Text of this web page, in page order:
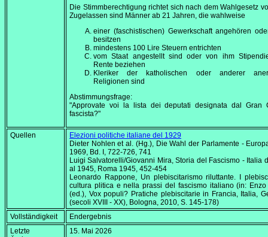
Die Stimmberechtigung richtet sich nach dem Wahlgesetz
Zugelassen sind Männer ab 21 Jahren, die wahlweise
einer (faschistischen) Gewerkschaft angehören
besitzen
mindestens 100 Lire Steuern entrichten
vom Staat angestellt sind oder von ihm
Rente beziehen
Kleriker der katholischen oder anderer
Religionen sind
Abstimmungsfrage:
"Approvate voi la lista dei deputati designata dal Gran
fascista?"
Quellen
Elezioni politiche italiane del 1929
Dieter Nohlen et al. (Hg.), Die Wahl der Parlamente -
1969, Bd. I, 722-726, 741
Luigi Salvatorelli/Giovanni Mira,Storia del Fascismo - Italia
al 1945, Roma 1945, 452-454
Leonardo Rappone, Un plebiscitarismo riluttante. I
cultura plitica e nella prassi del fascismo italiano (in: Enzo
(ed.), Vox populi? Pratiche plebiscitarie in Francia, Italia,
(secoli XVIII - XX), Bologna, 2010, S. 145-178)
Vollständigkeit
Endergebnis
Letzte
15. Mai 2026